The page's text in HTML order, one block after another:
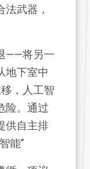
武器，
——将另一
地下室中
，人工智
险。通过
供自主排
能”